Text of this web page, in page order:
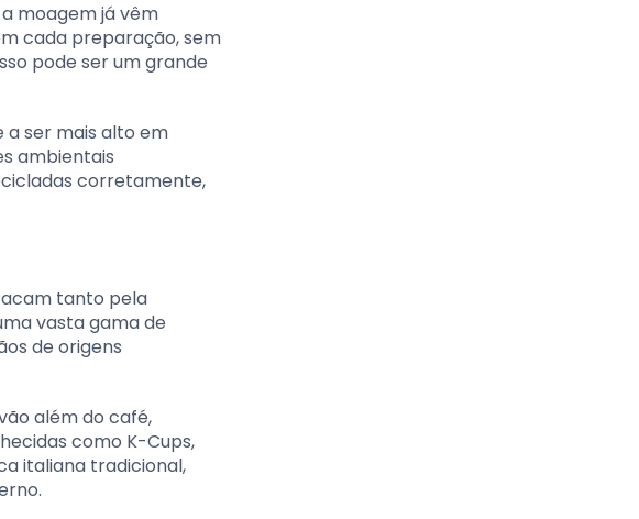
moagem já vêm
cada preparação, sem
pode ser um grande
a ser mais alto em
ambientais
corretamente,
tanto pela
vasta gama de
de origens
além do café,
como K-Cups,
italiana tradicional,